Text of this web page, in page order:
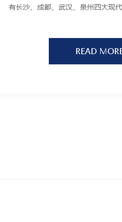
有长沙、成都、武汉、泉州四大现
READ